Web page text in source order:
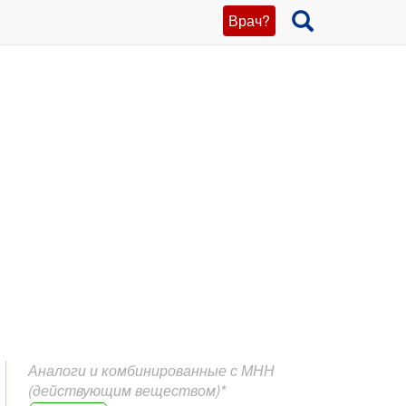
Врач?
Аналоги и комбинированные с МНН
(действующим веществом)*